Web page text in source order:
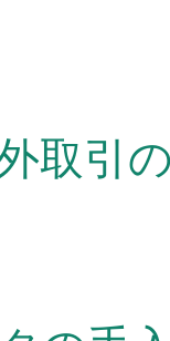
取引